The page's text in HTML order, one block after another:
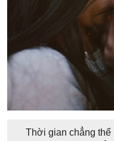
Thời gian chẳng thể